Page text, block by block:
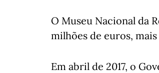
O Museu Nacional da
milhões de euros,
Em abril de 2017, o